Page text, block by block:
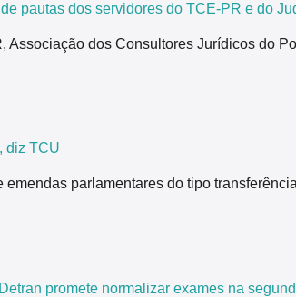
pautas dos servidores do TCE-PR e do
dos Consultores Jurídicos do
diz TCU
parlamentares do tipo
promete normalizar exames na